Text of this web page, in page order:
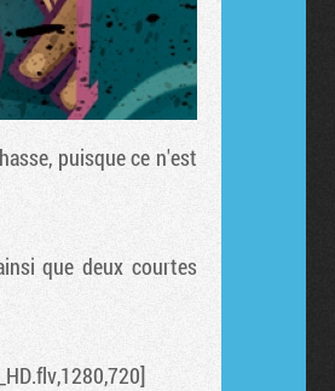
puisque ce n'est
que deux courtes